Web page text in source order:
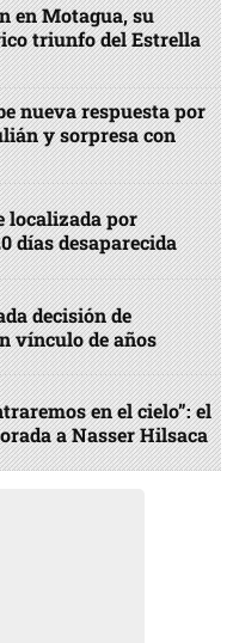
en Motagua, su
triunfo del Estrella
nueva respuesta por
y sorpresa con
localizada por
días desaparecida
decisión de
vínculo de años
en el cielo”: el
a Nasser Hilsaca